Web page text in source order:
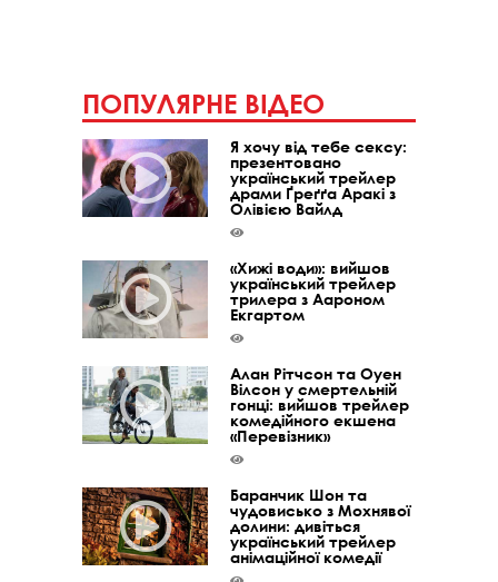
ПОПУЛЯРНЕ ВІДЕО
Я хочу від тебе сексу:
презентовано
український трейлер
драми Ґреґґа Аракі з
Олівією Вайлд
«Хижі води»: вийшов
український трейлер
трилера з Аароном
Екгартом
Алан Рітчсон та Оуен
Вілсон у смертельній
гонці: вийшов трейлер
комедійного екшена
«Перевізник»
Баранчик Шон та
чудовисько з Мохнявої
долини: дивіться
український трейлер
анімаційної комедії